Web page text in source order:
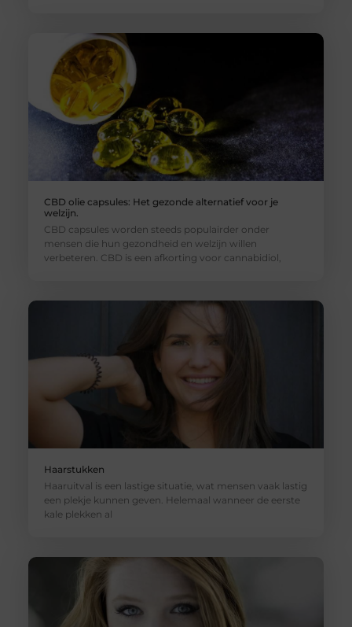
CBD olie capsules: Het gezonde alternatief voor je
welzijn.
CBD capsules worden steeds populairder onder
mensen die hun gezondheid en welzijn willen
verbeteren. CBD is een afkorting voor cannabidiol,
Haarstukken
Haaruitval is een lastige situatie, wat mensen vaak lastig
een plekje kunnen geven. Helemaal wanneer de eerste
kale plekken al